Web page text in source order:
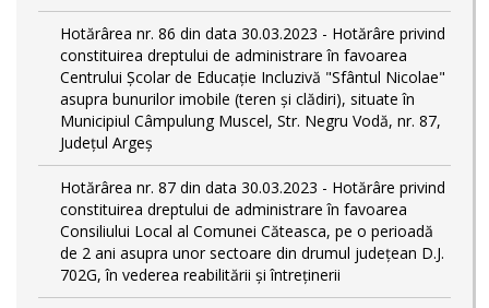
Hotărârea nr. 86 din data 30.03.2023 - Hotărâre privind
constituirea dreptului de administrare în favoarea
Centrului Școlar de Educație Incluzivă "Sfântul Nicolae"
asupra bunurilor imobile (teren și clădiri), situate în
Municipiul Câmpulung Muscel, Str. Negru Vodă, nr. 87,
Județul Argeș
Hotărârea nr. 87 din data 30.03.2023 - Hotărâre privind
constituirea dreptului de administrare în favoarea
Consiliului Local al Comunei Căteasca, pe o perioadă
de 2 ani asupra unor sectoare din drumul județean D.J.
702G, în vederea reabilitării și întreținerii